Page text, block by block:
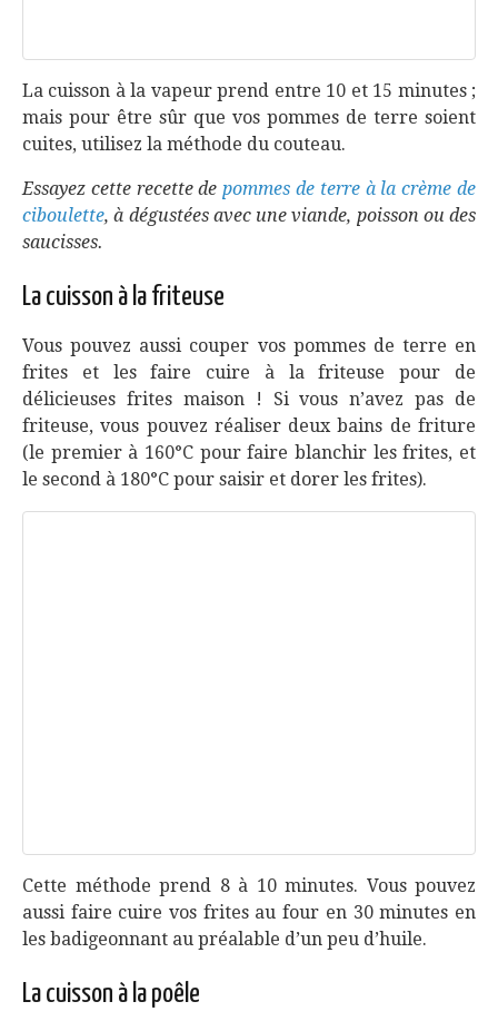
La cuisson à la vapeur prend entre 10 et 15 minutes ;
mais pour être sûr que vos pommes de terre soient
cuites, utilisez la méthode du couteau.
Essayez cette recette depommes de terre à la crème de
ciboulette, à dégustées avec une viande, poisson ou des
saucisses.
La cuisson à la friteuse
Vous pouvez aussi couper vos pommes de terre en
frites et les faire cuire à la friteuse pour de
délicieuses frites maison ! Si vous n’avez pas de
friteuse, vous pouvez réaliser deux bains de friture
(le premier à 160°C pour faire blanchir les frites, et
le second à 180°C pour saisir et dorer les frites).
Cette méthode prend 8 à 10 minutes. Vous pouvez
aussi faire cuire vos frites au four en 30 minutes en
les badigeonnant au préalable d’un peu d’huile.
La cuisson à la poêle